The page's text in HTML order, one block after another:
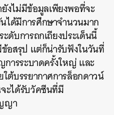
งไม่มีข้อมูลเพียงพอที่จะ
ด้มีการศึกษาจำนวนมาก
ดับการถกเถียงประเด็นนี้
อสรุป แต่ก็น่ารับฟังในวันที่
การระบาดครั้งใหญ่ และ
ต้บรรยากาศการล็อกดาวน์
ะได้รับวัคซีนที่มี
ญา